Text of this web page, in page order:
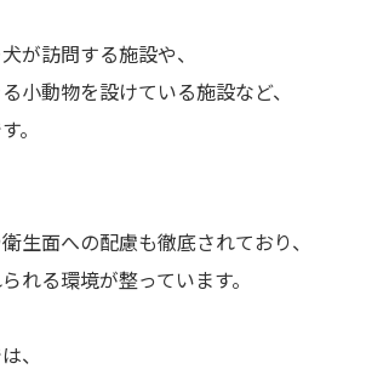
が訪問する施設や、
小動物を設けている施設など、
。
生面への配慮も徹底されており、
れる環境が整っています。
、